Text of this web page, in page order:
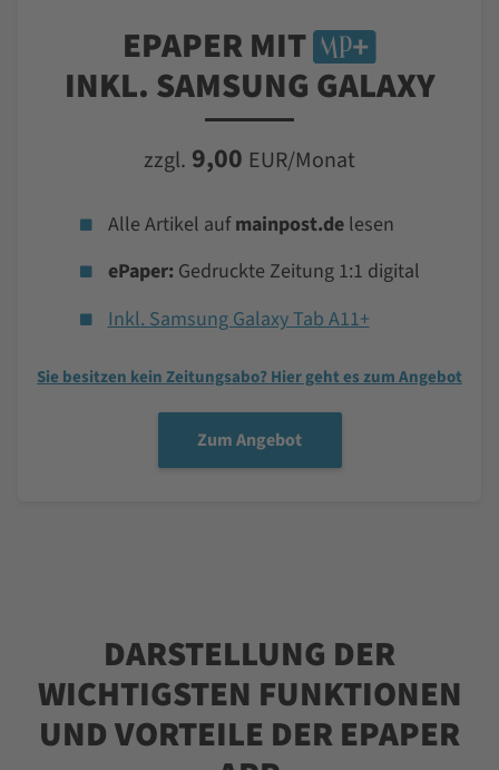
EPAPER MIT
INKL. SAMSUNG GALAXY
zzgl. 9,00 EUR/Monat
Alle Artikel aufmainpost.delesen
ePaper: Gedruckte Zeitung 1:1 digital
Inkl. Samsung Galaxy Tab A11+
Sie besitzen kein Zeitungsabo? Hier geht es zum Angebot
Zum Angebot
DARSTELLUNG DER
WICHTIGSTEN FUNKTIONEN
UND VORTEILE DER EPAPER